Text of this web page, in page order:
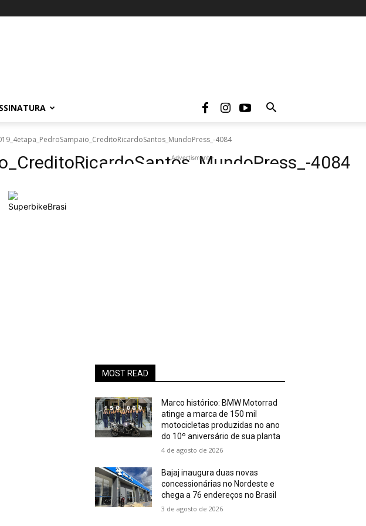
4084
4084
- Advertisment -
MOST READ
Marco histórico: BMW Motorrad
atinge a marca de 150 mil
motocicletas produzidas no ano
do 10º aniversário de sua planta
4 de agosto de 2026
Bajaj inaugura duas novas
concessionárias no Nordeste e
chega a 76 endereços no Brasil
3 de agosto de 2026